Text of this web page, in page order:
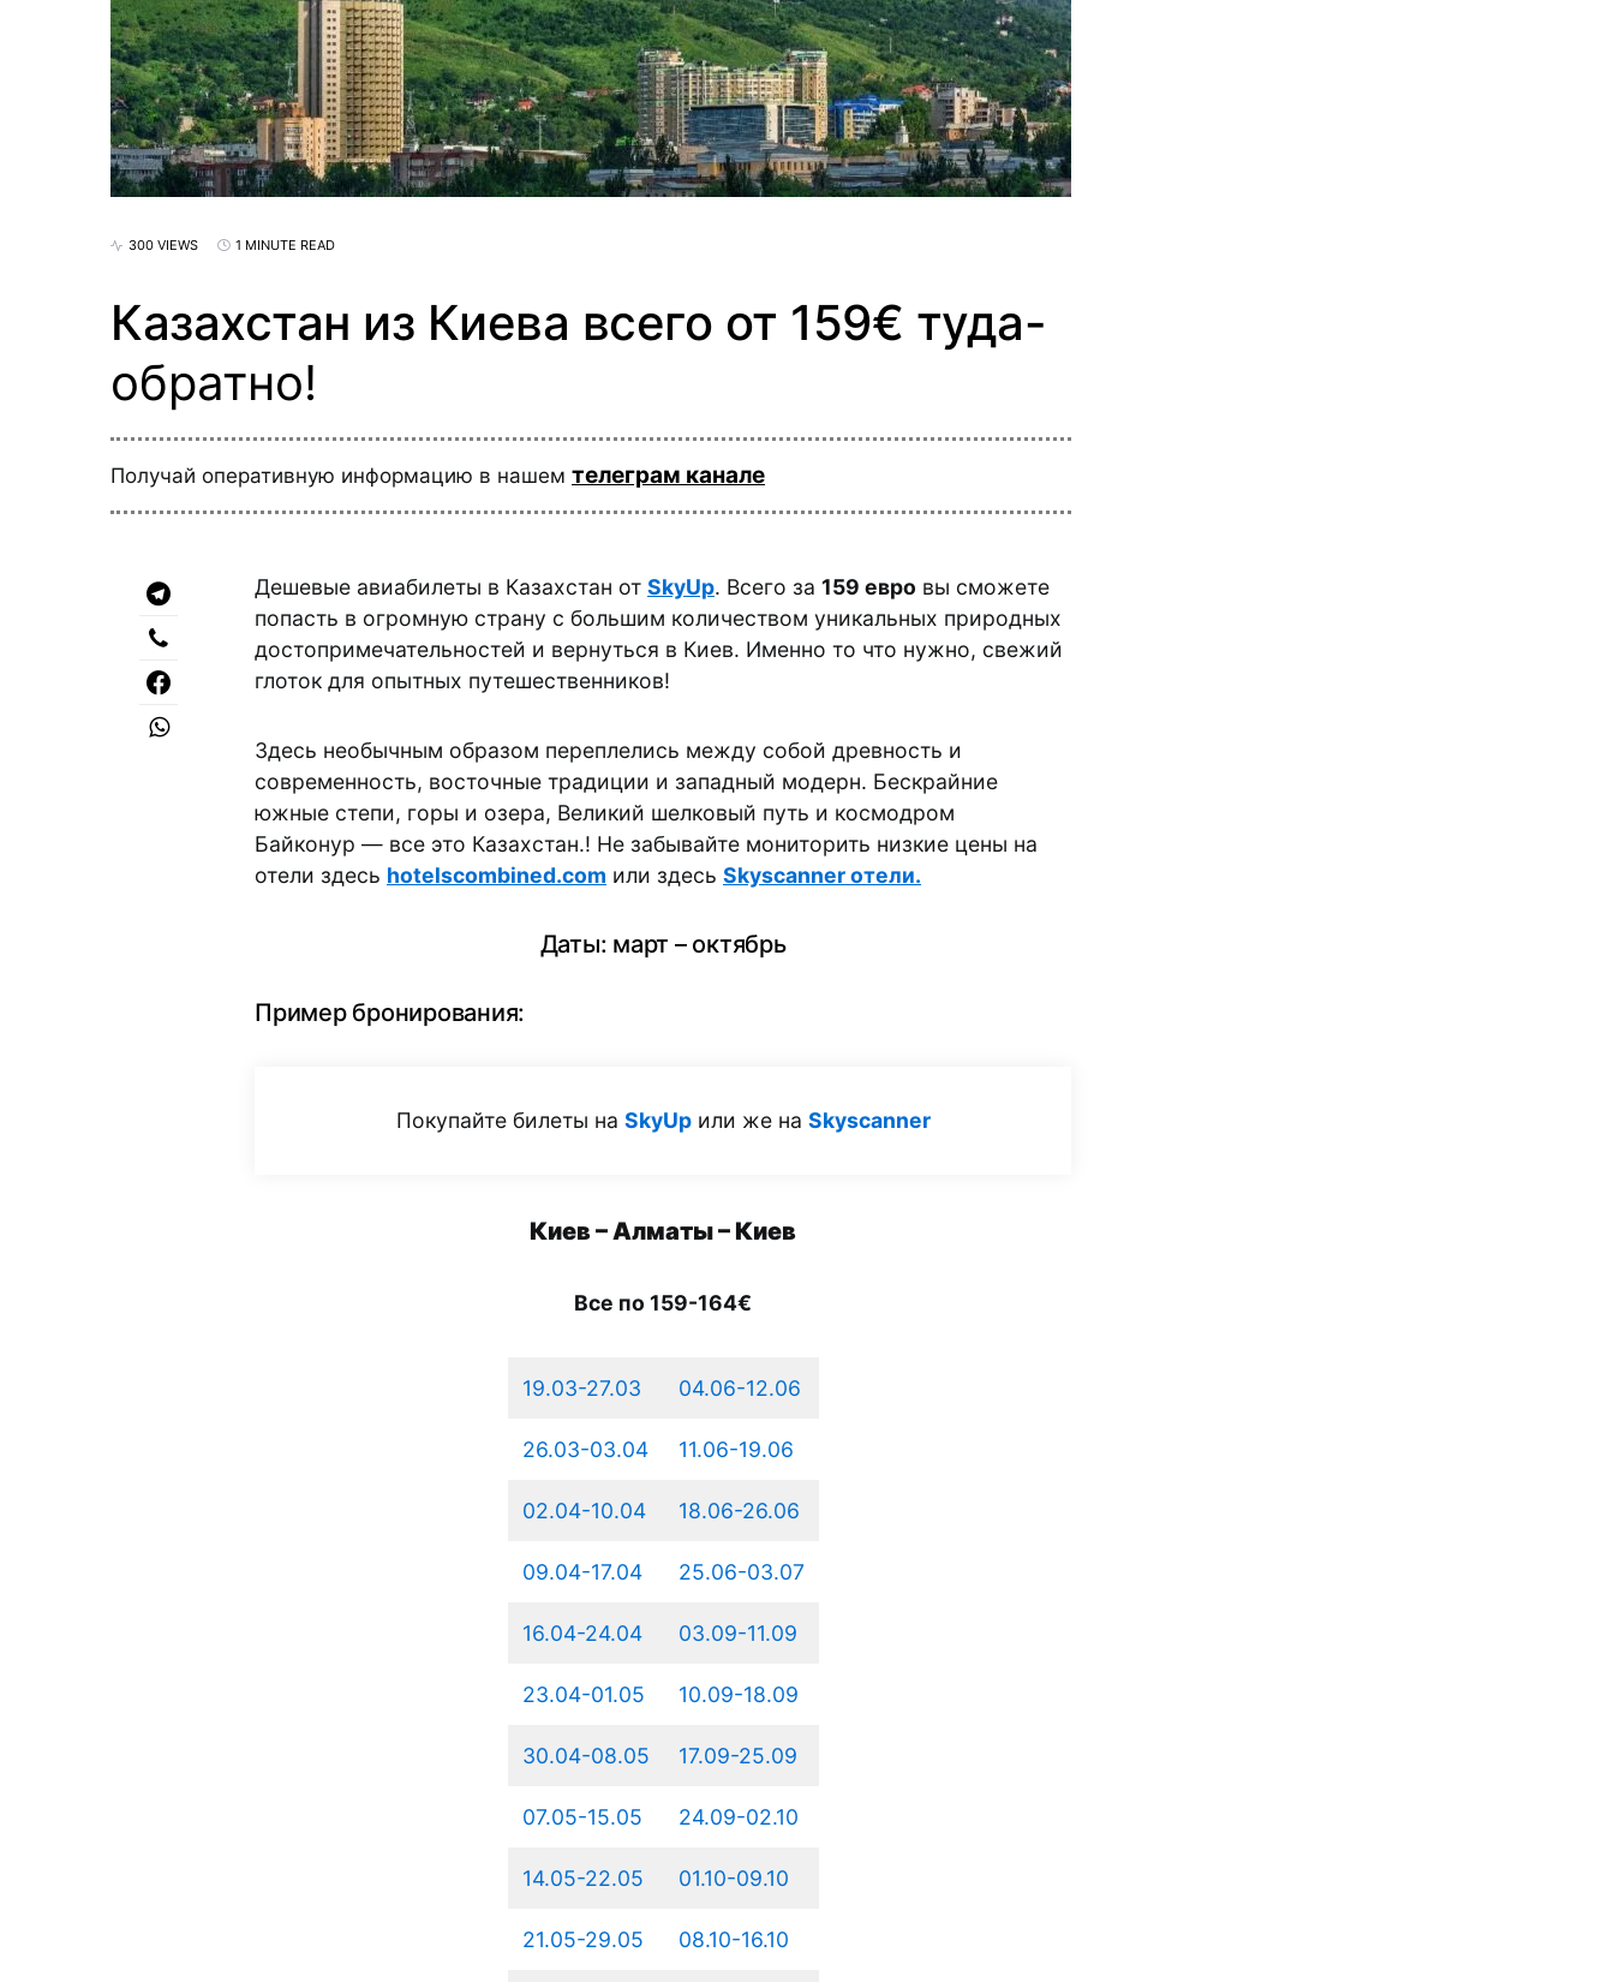
300 VIEWS 1 MINUTE READ
Казахстан из Киева всего от 159€ туда-
обратно!
Получай оперативную информацию в нашем телеграм канале
Дешевые авиабилеты в Казахстан от SkyUp. Всего за 159 евро вы сможете
попасть в огромную страну с большим количеством уникальных природных
достопримечательностей и вернуться в Киев. Именно то что нужно, свежий
глоток для опытных путешественников!
Здесь необычным образом переплелись между собой древность и
современность, восточные традиции и западный модерн. Бескрайние
южные степи, горы и озера, Великий шелковый путь и космодром
Байконур — все это Казахстан.! Не забывайте мониторить низкие цены на
отели здесь hotelscombined.com или здесь Skyscanner отели.
Даты: март – октябрь
Пример бронирования:
Покупайте билеты на SkyUpили же на Skyscanner
Киев – Алматы – Киев
Все по 159-164€
19.03-27.03 04.06-12.06
26.03-03.04 11.06-19.06
02.04-10.04 18.06-26.06
09.04-17.04 25.06-03.07
16.04-24.04 03.09-11.09
23.04-01.05 10.09-18.09
30.04-08.05 17.09-25.09
07.05-15.05 24.09-02.10
14.05-22.05 01.10-09.10
21.05-29.05 08.10-16.10